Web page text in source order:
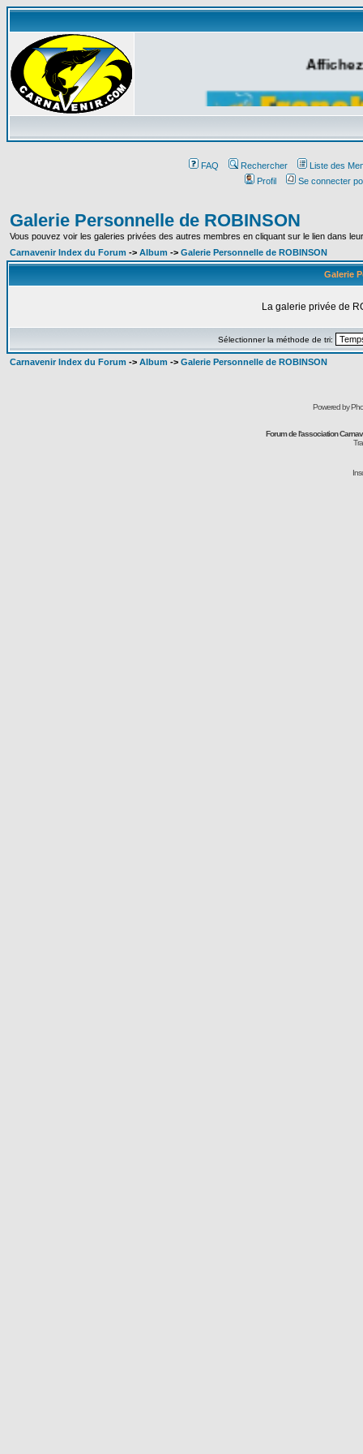
FAQ Rechercher
Liste des
Profil
Se connecter
Galerie Personnelle de ROBINSON
Vous pouvez voir les galeries privées des autres membres en cliquant sur le lien dans
Carnavenir Index du Forum -> Album -> Galerie Personnelle de ROBINSON
Galerie
La galerie privée de
Sélectionner la méthode de tri:
Carnavenir Index du Forum -> Album -> Galerie Personnelle de ROBINSON
Powered by
Forum de l'association